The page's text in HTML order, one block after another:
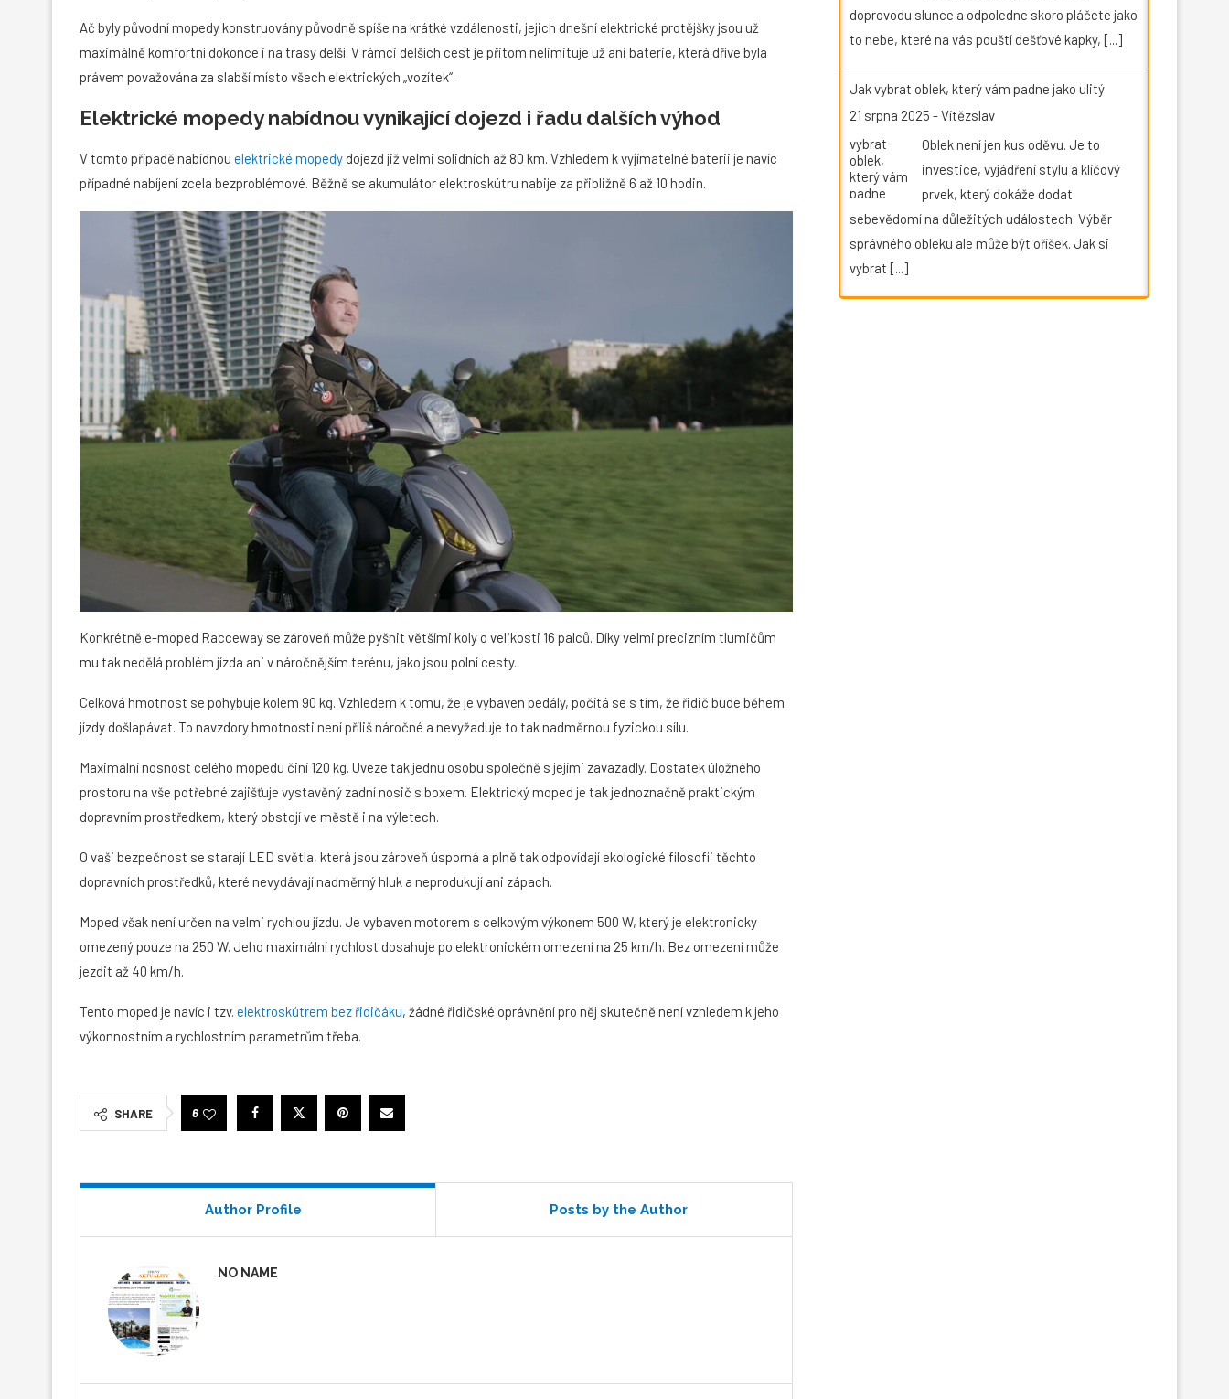
Ač byly původní mopedy konstruovány původně spíše na krátké vzdálenosti, jejich dnešní elektrické protějšky jsou už
maximálně komfortní dokonce i na trasy delší. V rámci delších cest je přitom nelimituje už ani baterie, která dříve byla
právem považována za slabší místo všech elektrických „vozítek“.
Elektrické mopedy nabídnou vynikající dojezd i řadu dalších výhod
V tomto případě nabídnou elektrické mopedy dojezd již velmi solidních až 80 km. Vzhledem k vyjímatelné baterii je navíc
případné nabíjení zcela bezproblémové. Běžně se akumulátor elektroskútru nabije za přibližně 6 až 10 hodin.
Konkrétně e-moped Racceway se zároveň může pyšnit většími koly o velikosti 16 palců. Díky velmi precizním tlumičům
mu tak nedělá problém jízda ani v náročnějším terénu, jako jsou polní cesty.
Celková hmotnost se pohybuje kolem 90 kg. Vzhledem k tomu, že je vybaven pedály, počítá se s tím, že řidič bude během
jízdy došlapávat. To navzdory hmotnosti není příliš náročné a nevyžaduje to tak nadměrnou fyzickou sílu.
Maximální nosnost celého mopedu činí 120 kg. Uveze tak jednu osobu společně s jejími zavazadly. Dostatek úložného
prostoru na vše potřebné zajišťuje vystavěný zadní nosič s boxem. Elektrický moped je tak jednoznačně praktickým
dopravním prostředkem, který obstojí ve městě i na výletech.
O vaši bezpečnost se starají LED světla, která jsou zároveň úsporná a plně tak odpovídají ekologické filosofii těchto
dopravních prostředků, které nevydávají nadměrný hluk a neprodukují ani zápach.
Moped však není určen na velmi rychlou jízdu. Je vybaven motorem s celkovým výkonem 500 W, který je elektronicky
omezený pouze na 250 W. Jeho maximální rychlost dosahuje po elektronickém omezení na 25 km/h. Bez omezení může
jezdit až 40 km/h.
Tento moped je navíc i tzv. elektroskútrem bez řidičáku, žádné řidičské oprávnění pro něj skutečně není vzhledem k jeho
výkonnostním a rychlostním parametrům třeba.
SHARE 6
Author Profile Posts by the Author
NO NAME
doprovodu slunce a odpoledne skoro pláčete jako
to nebe, které na vás pouští dešťové kapky, [...]
Jak vybrat oblek, který vám padne jako ulitý
21 srpna 2025 -Vítězslav
Oblek není jen kus oděvu. Je to
investice, vyjádření stylu a klíčový
prvek, který dokáže dodat
sebevědomí na důležitých událostech. Výběr
správného obleku ale může být oříšek. Jak si
vybrat [...]